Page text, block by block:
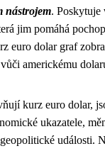
nástrojem. Poskytuje
jim pomáhá
euro dolar graf
americkému
kurz euro dolar,
ukazatele,
události.